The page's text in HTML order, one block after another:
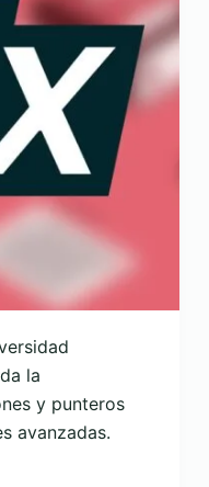
la
y punteros
avanzadas.